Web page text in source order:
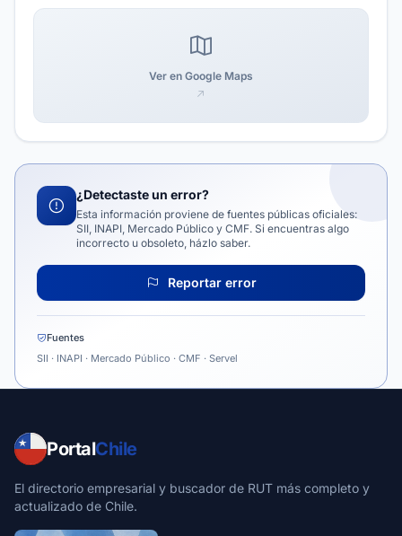
Ver en Google Maps
¿Detectaste un error?
Esta información proviene de fuentes públicas oficiales:
SII, INAPI, Mercado Público y CMF. Si encuentras algo
incorrecto u obsoleto, házlo saber.
Reportar error
Fuentes
SII · INAPI · Mercado Público · CMF · Servel
PortalChile
El directorio empresarial y buscador de RUT más completo y
actualizado de Chile.